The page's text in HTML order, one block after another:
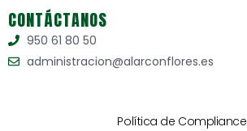
CONTÁCTANOS
950 61 80 50
administracion@alarconflores.es
Política de Compliance